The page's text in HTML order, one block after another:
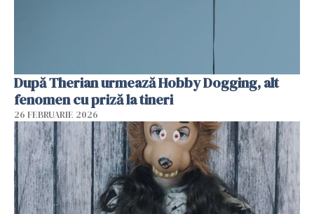
După Therian urmează Hobby Dogging, alt
fenomen cu priză la tineri
26 FEBRUARIE 2026